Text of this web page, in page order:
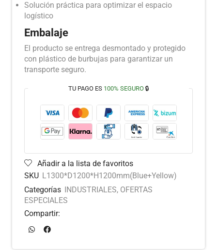
Solución práctica para optimizar el espacio
logístico
Embalaje
El producto se entrega desmontado y protegido
con plástico de burbujas para garantizar un
transporte seguro.
TU PAGO ES 100% SEGURO🔒
Añadir a la lista de favoritos
SKU L1300*D1200*H1200mm(Blue+Yellow)
Categorías
INDUSTRIALES, OFERTAS
ESPECIALES
Compartir: